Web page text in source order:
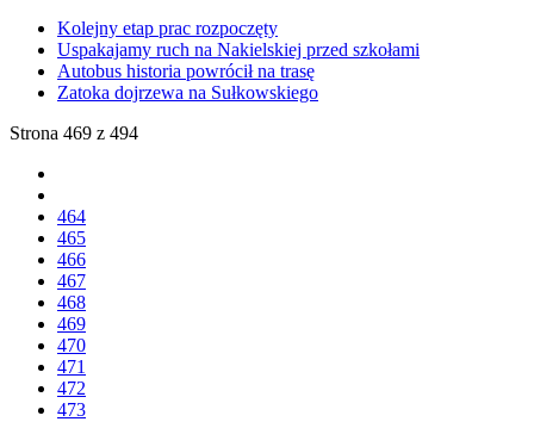
Kolejny etap prac rozpoczęty
Uspakajamy ruch na Nakielskiej przed szkołami
Autobus historia powrócił na trasę
Zatoka dojrzewa na Sułkowskiego
Strona 469 z 494
464
465
466
467
468
469
470
471
472
473